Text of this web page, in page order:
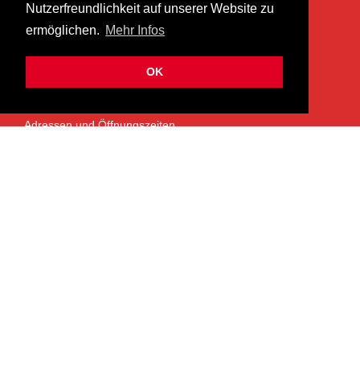
Nutzerfreundlichkeit auf unserer Website zu
ermöglichen. Mehr Infos
OK
8952 Schlieren
info@heermusic.com
ÜBER UNS
Adressen und Öffnungszeiten